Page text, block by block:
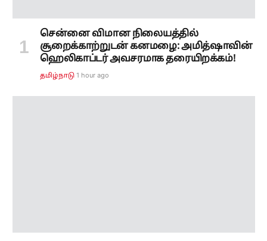
சென்னை விமான நிலையத்தில்
சூறைக்காற்றுடன் கனமழை: அமித்ஷாவின்
ஹெலிகாப்டர் அவசரமாக தரையிறக்கம்!
தமிழ்நாடு 1 hour ago